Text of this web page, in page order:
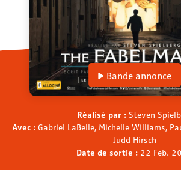
Bande annonce
Réalisé par : Steven
Avec : Gabriel LaBelle, Michelle Williams,
Judd Hirsch
Date de sortie : 22 Feb.